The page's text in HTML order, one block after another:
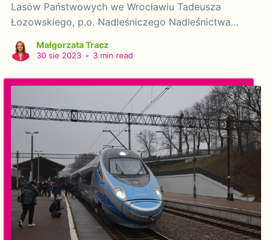
Lasów Państwowych we Wrocławiu Tadeusza
Łozowskiego, p.o. Nadleśniczego Nadleśnictwa
Regionalnego Zarządu Gospodarki Wodnej we
wycinki lasów w Karkonoszach. Szanowni Państwo!
Działając na podstawie art. 20 ust. 1 ustawy o
wykonywaniu mandatu posła
Małgorzata Tracz
30 sie 2023 • 3 min read